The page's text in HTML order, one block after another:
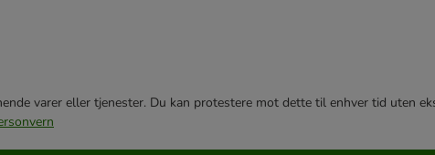
varer eller tjenester. Du kan protestere mot dette til enhver tid uten